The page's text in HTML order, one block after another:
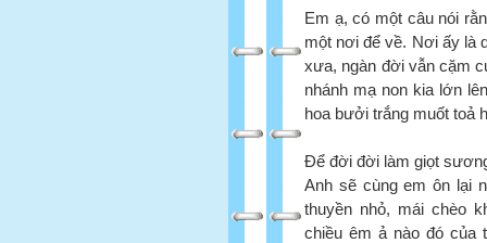
Em ạ, có một câu nói
một nơi để về. Nơi ấy là
xưa, ngàn đời vẫn cặm
nhánh mạ non kia lớn
hoa bưởi trắng muốt toả
Để đời đời làm giọt
Anh sẽ cùng em ôn lại
thuyền nhỏ, mái chèo
chiều êm ả nào đó của